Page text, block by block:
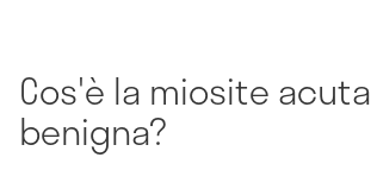
Cos'è la miosite acuta
benigna?